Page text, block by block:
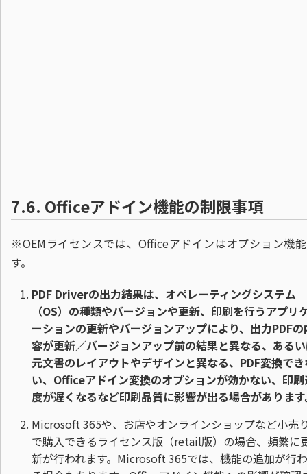
7.6. Officeアドイン機能の制限事項
※OEMライセンスでは、Officeアドインはオプション機
す。
PDF Driverの出力結果は、オペレーティングシステム
（OS）の種類やバージョンや更新、印刷を行うアプリ
ーションの更新やバージョンアップにより、出力PDFの
容が更新／バージョンアップ前の結果と異なる、ある
元文書のレイアウトやデザインと異なる、PDF変換で
い、Officeアドイン変換のオプションが効かない、印
度が遅くなるなど印刷品質に影響が出る場合がありま
Microsoft 365や、お店やオンラインショップなど小売
で購入できるライセンス版（retail版）の場合、頻繁に
新が行われます。Microsoft 365では、機能の追加が行